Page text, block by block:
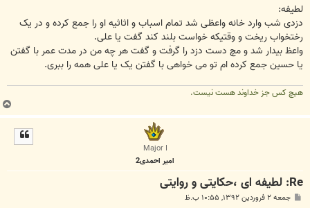
لطیفه:
دزدی شب وارد خانه واعظی شد تمام اسباب و اثاثیه او را جمع کرده و در یک
رختخواب ریخت و وقتیکه خواست بلند کند گفت یا علی.
واعظ بیدار شد و مچ دست دزد را گرفت و گفت هر چه من در مدت عمر با گفتن
یا حسین جمع کرده ام تو می خواهی با گفتن یک یا علی همه را ببری.
هیچ کس جز خداوند هست نیست.
ب
ا
Major I
امیر احمدی2
Re: لطیفه ای ،حکایتی و روایتی
پ جمعه ۲ فروردین ۱۳۹۲, ۱۰:۵۵ ب.ظ